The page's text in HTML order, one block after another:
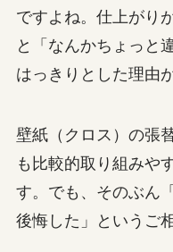
ですよね。仕上がり
と「なんかちょっと
はっきりとした理由
壁紙（クロス）の張
も比較的取り組みや
す。でも、そのぶん
後悔した」というご